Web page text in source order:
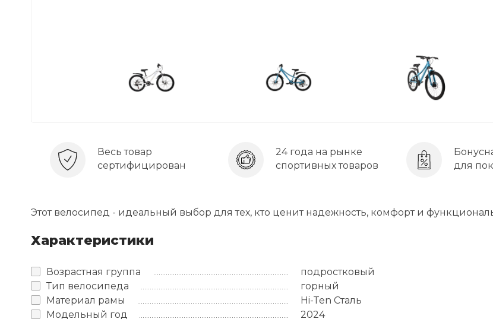
Весь товар
сертифицирован
24 года на рынке
спортивных товаров
для
Этот велосипед - идеальный выбор для тех, кто ценит надежность, комфорт и
Характеристики
Возрастная группа
подростковый
Тип велосипеда
горный
Материал рамы
Hi-Ten Сталь
Модельный год
2024